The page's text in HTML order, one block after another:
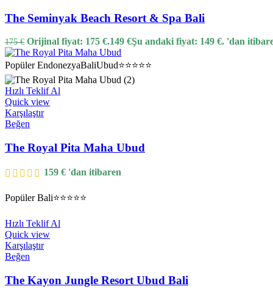
The Seminyak Beach Resort & Spa Bali
175€ Orijinal fiyat: 175 €.149 €Şu andaki fiyat: 149 €. 'dan
Popüler EndonezyaBaliUbud⭐⭐⭐⭐⭐
Hızlı Teklif Al
Quick view
Karşılaştır
Beğen
The Royal Pita Maha Ubud
159 € 'dan itibaren
Popüler Bali⭐⭐⭐⭐⭐
Hızlı Teklif Al
Quick view
Karşılaştır
Beğen
The Kayon Jungle Resort Ubud Bali